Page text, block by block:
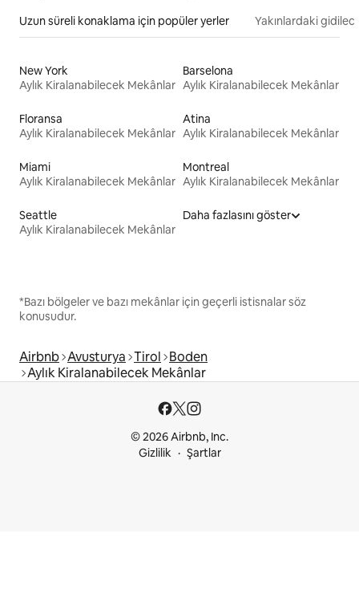
Uzun süreli konaklama için popüler yerler Yakınlardaki
New York
Aylık Kiralanabilecek Mekânlar
Barselona
Aylık Kiralanabilecek Mekânlar
Floransa
Aylık Kiralanabilecek Mekânlar
Atina
Aylık Kiralanabilecek Mekânlar
Miami
Aylık Kiralanabilecek Mekânlar
Montreal
Aylık Kiralanabilecek Mekânlar
Seattle
Aylık Kiralanabilecek Mekânlar
Daha fazlasını göster
*Bazı bölgeler ve bazı mekânlar için geçerli istisnalar söz
konusudur.
Airbnb Avusturya Tirol Boden
Aylık Kiralanabilecek Mekânlar
© 2026 Airbnb, Inc.
Gizlilik
Şartlar